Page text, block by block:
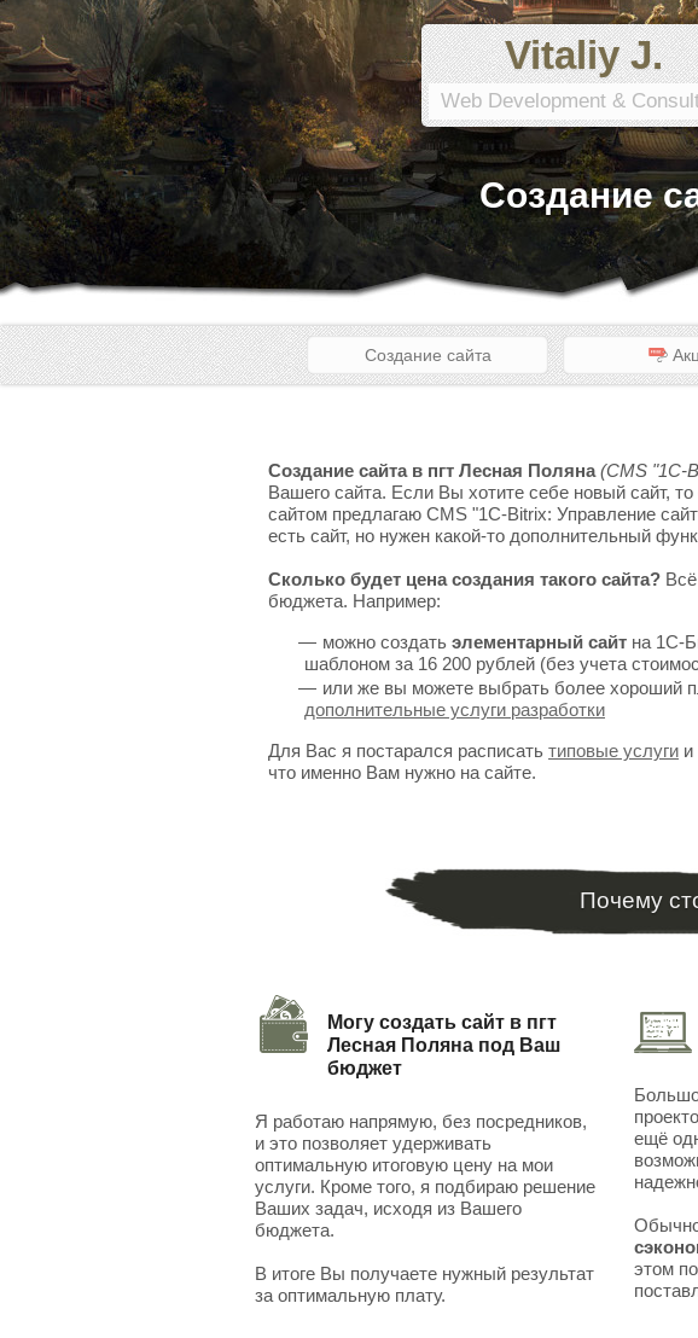
Vitaliy J.
Web Development &
Создание
Создание сайта
Создание сайта в пгт Лесная Поляна (CMS "1C-
Вашего сайта. Если Вы хотите себе новый сайт,
сайтом предлагаю CMS "1C-Bitrix: Управление
есть сайт, но нужен какой-то дополнительный
Сколько будет цена создания такого сайта?
бюджета. Например:
можно создать элементарный сайт на 1С-
шаблоном за 16 200 рублей (без учета
или же вы можете выбрать более хороший
дополнительные услуги разработки
Для Вас я постарался расписать типовые услуги и
что именно Вам нужно на сайте.
Почему
Могу создать сайт в пгт
Лесная Поляна под Ваш
бюджет
Я работаю напрямую, без посредников,
и это позволяет удерживать
оптимальную итоговую цену на мои
услуги. Кроме того, я подбираю решение
Ваших задач, исходя из Вашего
бюджета.
В итоге Вы получаете нужный результат
за оптимальную плату.
ещё
этом